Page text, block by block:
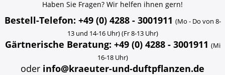
Haben Sie Fragen? Wir helfen ihnen gern!
Bestell-Telefon: +49 (0) 4288 - 3001911 (Mo - Do von 8-
13 und 14-16 Uhr) (Fr 8-13 Uhr)
Gärtnerische Beratung: +49 (0) 4288 - 3001911 (Mi
16-18 Uhr)
oder info@kraeuter-und-duftpflanzen.de